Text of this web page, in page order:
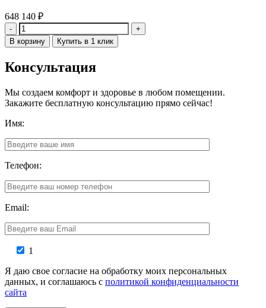
648 140 ₽
Количество
В корзину Купить в 1 клик
Консультация
Мы создаем комфорт и здоровье в любом помещении.
Закажите бесплатную консультацию прямо сейчас!
Имя:
Телефон:
Email:
1
Я даю свое согласие на обработку моих персональных
данных, и соглашаюсь с политикой конфиденциальности
сайта